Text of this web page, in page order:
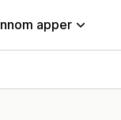
apper